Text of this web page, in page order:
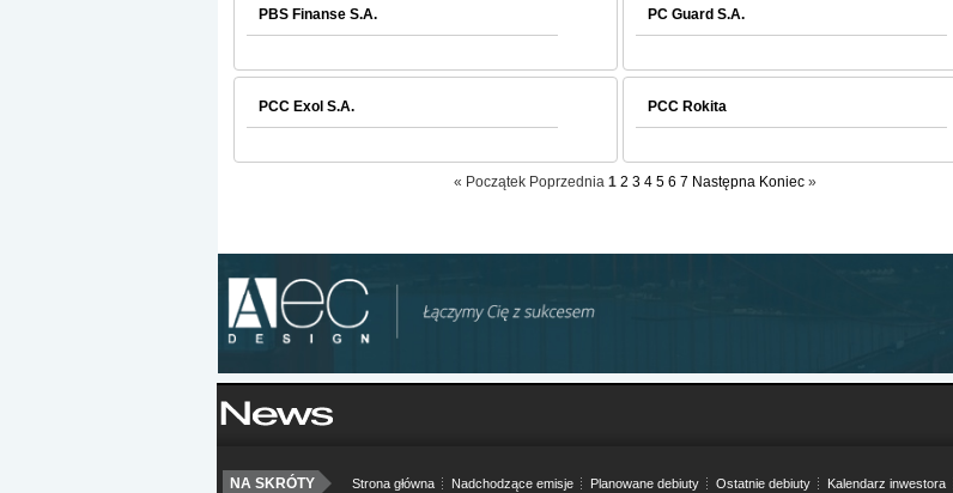
PBS Finanse S.A. PC Guard S.A.
PCC Exol S.A. PCC Rokita
« Początek Poprzednia 1 2 3 4 5 6 7 Następna Koniec »
NA SKRÓTY Strona główna Nadchodzące emisje Planowane debiuty Ostatnie debiuty Kalendarz inwestora